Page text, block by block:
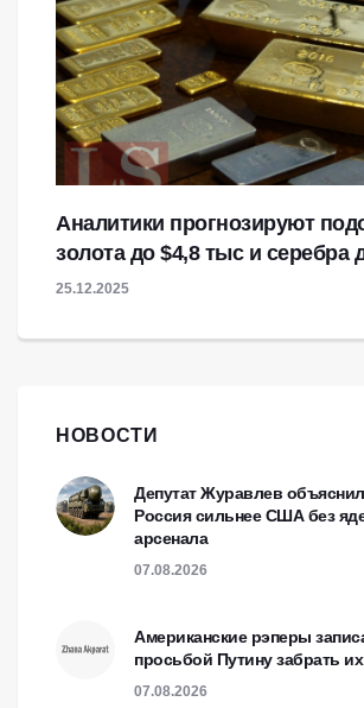
Аналитики прогнозируют
золота до $4,8 тыс и серебра
25.12.2025
НОВОСТИ
Депутат Журавлев
Россия сильнее США без
арсенала
07.08.2026
Американские рэперы
просьбой Путину забрать
07.08.2026